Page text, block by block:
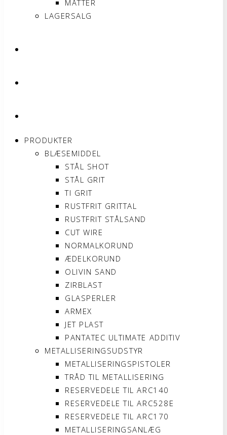
MÅTTER
LAGERSALG
PRODUKTER
BLÆSEMIDDEL
STÅL SHOT
STÅL GRIT
TI GRIT
RUSTFRIT GRITTAL
RUSTFRIT STÅLSAND
CUT WIRE
NORMALKORUND
ÆDELKORUND
OLIVIN SAND
ZIRBLAST
GLASPERLER
ARMEX
JET PLAST
PANTATEC ULTIMATE ADDITIV
METALLISERINGSUDSTYR
METALLISERINGSPISTOLER
TRÅD TIL METALLISERING
RESERVEDELE TIL ARC140
RESERVEDELE TIL ARC528E
RESERVEDELE TIL ARC170
METALLISERINGSANLÆG